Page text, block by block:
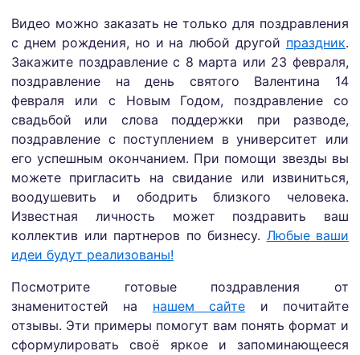
Видео можно заказать не только для поздравления
с днем рождения, но и на любой другой праздник.
Закажите поздравление с 8 марта или 23 февраля,
поздравление на день святого Валентина 14
февраля или с Новым Годом, поздравление со
свадьбой или слова поддержки при разводе,
поздравление с поступлением в университет или
его успешным окончанием. При помощи звезды вы
можете пригласить на свидание или извиниться,
воодушевить и ободрить близкого человека.
Известная личность может поздравить ваш
коллектив или партнеров по бизнесу. Любые ваши
идеи будут реализованы!
Посмотрите готовые поздравления от
знаменитостей на нашем сайте и почитайте
отзывы. Эти примеры помогут вам понять формат и
сформулировать своё яркое и запоминающееся